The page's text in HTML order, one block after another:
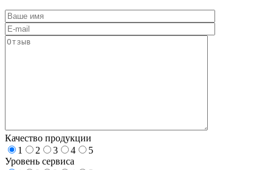
Качество продукции
1
2 3 4
5
Уровень сервиса